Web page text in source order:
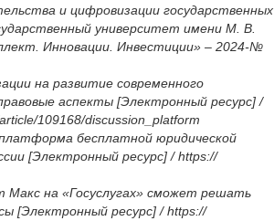
и цифровизации государственных
университет имени М. В.
Инновации. Инвестиции» – 2024-№
на развитие современного
аспекты [Электронный ресурс] /
109168/discussion_platform
бесплатной юридической
[Электронный ресурс] / https://
Макс на «Госуслугах» сможет решать
[Электронный ресурс] / https://